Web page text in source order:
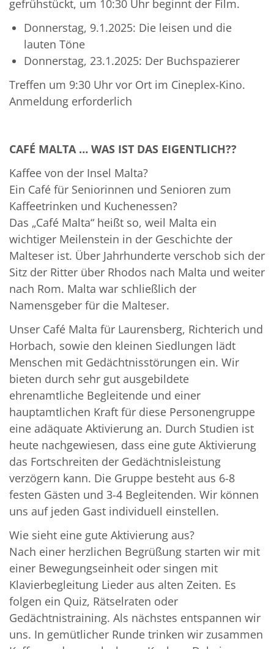
gefrühstückt, um 10:30 Uhr beginnt der Film.
Donnerstag, 9.1.2025: Die leisen und die
lauten Töne
Donnerstag, 23.1.2025: Der Buchspazierer
Treffen um 9:30 Uhr vor Ort im Cineplex-Kino.
Anmeldung erforderlich
CAFÉ MALTA … WAS IST DAS EIGENTLICH??
Kaffee von der Insel Malta?
Ein Café für Seniorinnen und Senioren zum
Kaffeetrinken und Kuchenessen?
Das „Café Malta“ heißt so, weil Malta ein
wichtiger Meilenstein in der Geschichte der
Malteser ist. Über Jahrhunderte verschob sich der
Sitz der Ritter über Rhodos nach Malta und weiter
nach Rom. Malta war schließlich der
Namensgeber für die Malteser.
Unser Café Malta für Laurensberg, Richterich und
Horbach, sowie den kleinen Siedlungen lädt
Menschen mit Gedächtnisstörungen ein. Wir
bieten durch sehr gut ausgebildete
ehrenamtliche Begleitende und einer
hauptamtlichen Kraft für diese Personengruppe
eine adäquate Aktivierung an. Durch Studien ist
heute nachgewiesen, dass eine gute Aktivierung
das Fortschreiten der Gedächtnisleistung
verzögern kann. Die Gruppe besteht aus 6-8
festen Gästen und 3-4 Begleitenden. Wir können
uns auf jeden Gast individuell einstellen.
Wie sieht eine gute Aktivierung aus?
Nach einer herzlichen Begrüßung starten wir mit
einer Bewegungseinheit oder singen mit
Klavierbegleitung Lieder aus alten Zeiten. Es
folgen ein Quiz, Rätselraten oder
Gedächtnistraining. Als nächstes entspannen wir
uns. In gemütlicher Runde trinken wir zusammen